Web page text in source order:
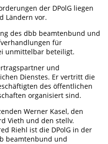
der DPolG liegen
Ländern vor.
des dbb beamtenbund und
für
unmittelbar beteiligt.
und
Dienstes. Er vertritt die
des öffentlichen
organisiert sind.
Werner Kasel, den
Vieth und den stellv.
Riehl ist die DPolG in der
beamtenbund und